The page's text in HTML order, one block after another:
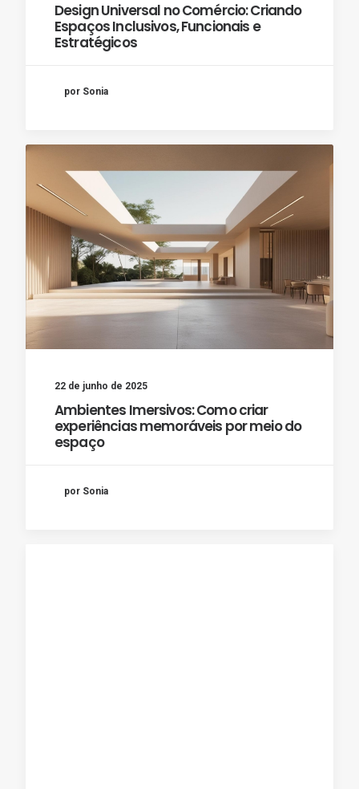
Design Universal no Comércio: Criando
Espaços Inclusivos, Funcionais e
Estratégicos
por Sonia
22 de junho de 2025
Ambientes Imersivos: Como criar
experiências memoráveis por meio do
espaço
por Sonia